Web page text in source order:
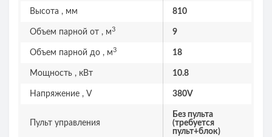
Высота , мм 810
Объем парной от , м3 9
Объем парной до , м3 18
Мощность , кВт 10.8
Напряжение , V 380V
Пульт управления
Без пульта
(требуется
пульт+блок)